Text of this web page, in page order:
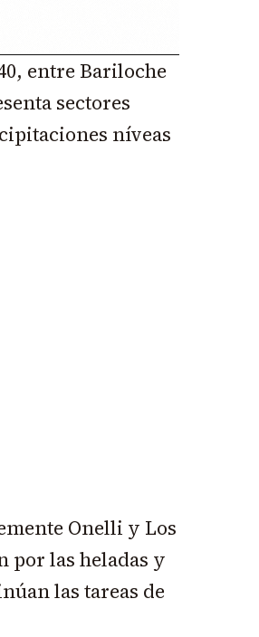
entre Bariloche
sectores
níveas
Onelli y Los
por las heladas y
las tareas de